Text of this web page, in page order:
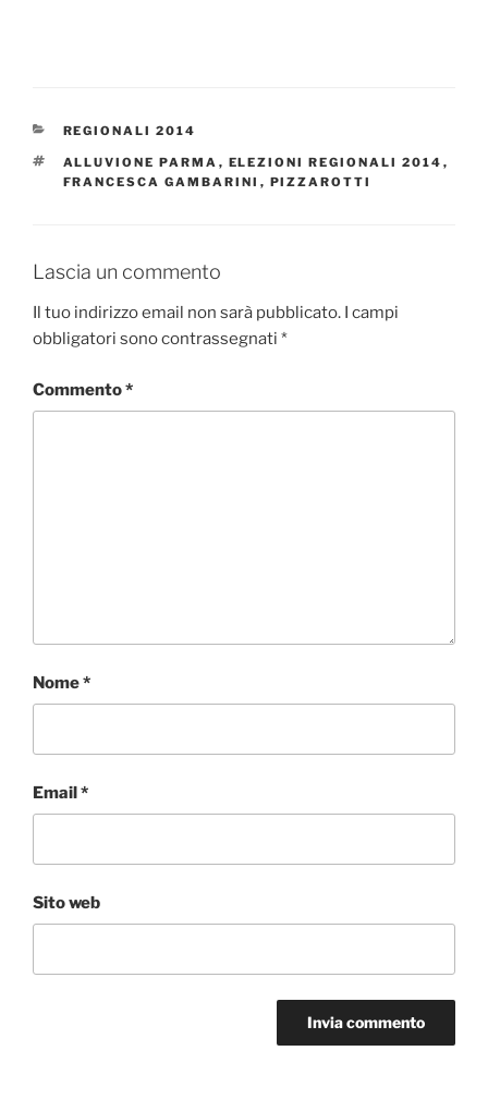
CATEGORIE
REGIONALI 2014
TAG
ALLUVIONE PARMA , ELEZIONI REGIONALI 2014 ,
FRANCESCA GAMBARINI , PIZZAROTTI
Lascia un commento
Il tuo indirizzo email non sarà pubblicato. I campi
obbligatori sono contrassegnati *
Commento*
Nome*
Email*
Sito web